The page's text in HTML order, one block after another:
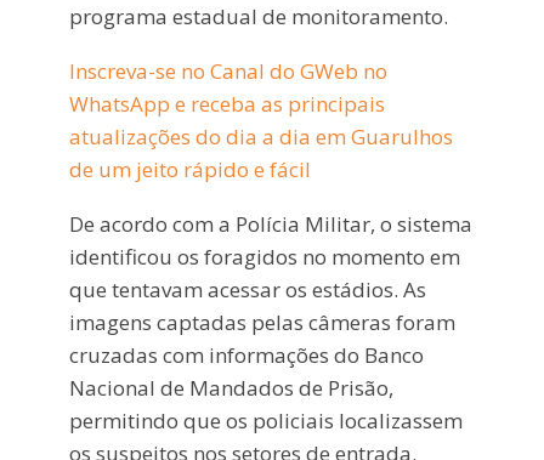
programa estadual de monitoramento.
Inscreva-se no Canal do GWeb no
WhatsApp e receba as principais
atualizações do dia a dia em Guarulhos
de um jeito rápido e fácil
De acordo com a Polícia Militar, o sistema
identificou os foragidos no momento em
que tentavam acessar os estádios. As
imagens captadas pelas câmeras foram
cruzadas com informações do Banco
Nacional de Mandados de Prisão,
permitindo que os policiais localizassem
os suspeitos nos setores de entrada.